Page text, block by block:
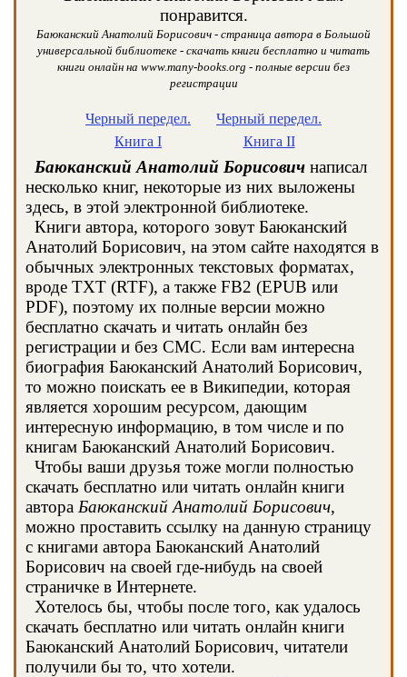
понравится.
Баюканский Анатолий Борисович - страница автора в Большой
универсальной библиотеке - скачать книги бесплатно и читать
книги онлайн на www.many-books.org - полные версии без
регистрации
Черный передел.
Книга I
Черный передел.
Книга II
Баюканский Анатолий Борисович написал
несколько книг, некоторые из них выложены
здесь, в этой электронной библиотеке.
Книги автора, которого зовут Баюканский
Анатолий Борисович, на этом сайте находятся в
обычных электронных текстовых форматах,
вроде TXT (RTF), а также FB2 (EPUB или
PDF), поэтому их полные версии можно
бесплатно скачать и читать онлайн без
регистрации и без СМС. Если вам интересна
биография Баюканский Анатолий Борисович,
то можно поискать ее в Википедии, которая
является хорошим ресурсом, дающим
интересную информацию, в том числе и по
книгам Баюканский Анатолий Борисович.
Чтобы ваши друзья тоже могли полностью
скачать бесплатно или читать онлайн книги
автора Баюканский Анатолий Борисович,
можно проставить ссылку на данную страницу
с книгами автора Баюканский Анатолий
Борисович на своей где-нибудь на своей
страничке в Интернете.
Хотелось бы, чтобы после того, как удалось
скачать бесплатно или читать онлайн книги
Баюканский Анатолий Борисович, читатели
получили бы то, что хотели.